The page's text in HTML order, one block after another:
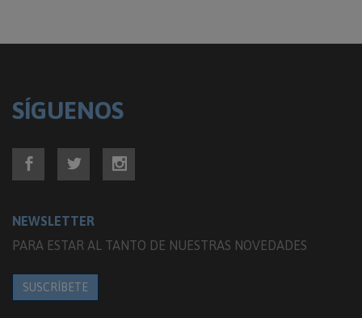
SÍGUENOS
NEWSLETTER
PARA ESTAR AL TANTO DE NUESTRAS NOVEDADES
SUSCRÍBETE